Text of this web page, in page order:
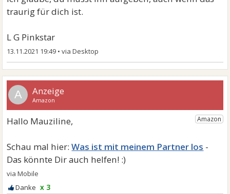
traurig für dich ist.
L G Pinkstar
13.11.2021 19:49 •
A
Was ist mit meinem Partner los
x 3